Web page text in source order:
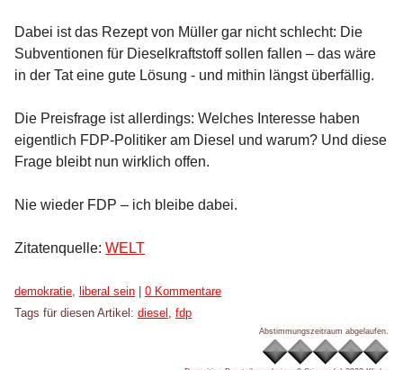
Dabei ist das Rezept von Müller gar nicht schlecht: Die
Subventionen für Dieselkraftstoff sollen fallen – das wäre
in der Tat eine gute Lösung - und mithin längst überfällig.
Die Preisfrage ist allerdings: Welches Interesse haben
eigentlich FDP-Politiker am Diesel und warum? Und diese
Frage bleibt nun wirklich offen.
Nie wieder FDP – ich bleibe dabei.
Zitatenquelle: WELT
Kategorien:
demokratie liberal sein
0 Kommentare
Tags für diesen Artikel: diesel fdp
Abstimmungszeitraum abgelaufen.